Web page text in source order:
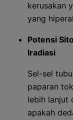
kerusakan
yang
Potensi
Iradiasi
Sel-sel
paparan
lebih lanjut
apakah